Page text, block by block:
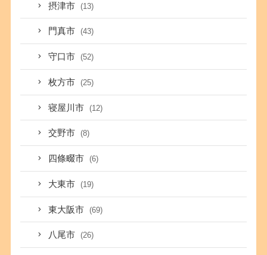
摂津市 (13)
門真市 (43)
守口市 (52)
枚方市 (25)
寝屋川市 (12)
交野市 (8)
四條畷市 (6)
大東市 (19)
東大阪市 (69)
八尾市 (26)